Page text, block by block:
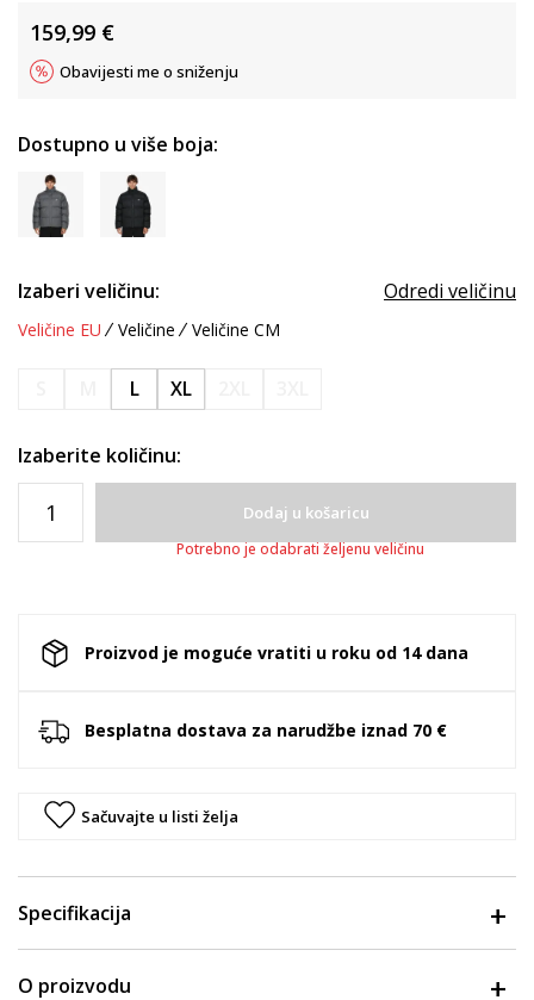
159,99 €
Obavijesti me o sniženju
Dostupno u više boja:
Izaberi veličinu: Odredi veličinu
Veličine EU Veličine Veličine CM
L XL
Izaberite količinu:
Dodaj u košaricu
Potrebno je odabrati željenu veličinu
Proizvod je moguće vratiti u roku od 14 dana
Besplatna dostava za narudžbe iznad 70 €
Sačuvajte u listi želja
Specifikacija
O proizvodu